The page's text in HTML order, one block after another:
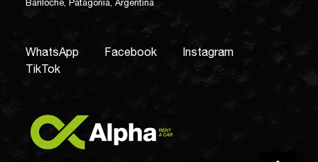
Bariloche, Patagonia, Argentina
WhatsApp Facebook
Instagram
TikTok